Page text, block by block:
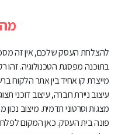
להצלחת העסק שלכם, אין זה
מייצרת קו אחיד בין אתר הלקוח
עיצוב ניירת חברה, עיצוב דוכני
מצגות וסרטוני תדמית. מיצוב
פונה בית העסק. כאן המקום